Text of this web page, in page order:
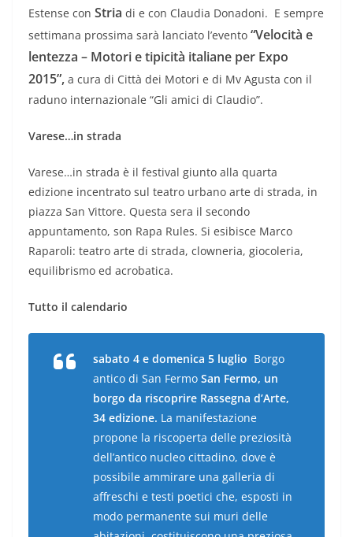
Estense con Stria di e con Claudia Donadoni. E sempre
settimana prossima sarà lanciato l’evento “Velocità e
lentezza – Motori e tipicità italiane per Expo
2015”, a cura di Città dei Motori e di Mv Agusta con il
raduno internazionale “Gli amici di Claudio”.
Varese…in strada
Varese…in strada è il festival giunto alla quarta
edizione incentrato sul teatro urbano arte di strada, in
piazza San Vittore. Questa sera il secondo
appuntamento, son Rapa Rules. Si esibisce Marco
Raparoli: teatro arte di strada, clowneria, giocoleria,
equilibrismo ed acrobatica.
Tutto il calendario
sabato 4 e domenica 5 luglio Borgo
antico di San Fermo San Fermo, un
borgo da riscoprire Rassegna d’Arte,
34 edizione. La manifestazione
propone la riscoperta delle preziosità
dell’antico nucleo cittadino, dove è
possibile ammirare una galleria di
affreschi e testi poetici che, esposti in
modo permanente sui muri delle